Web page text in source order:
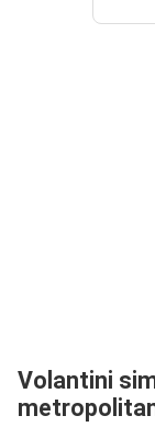
Volantini